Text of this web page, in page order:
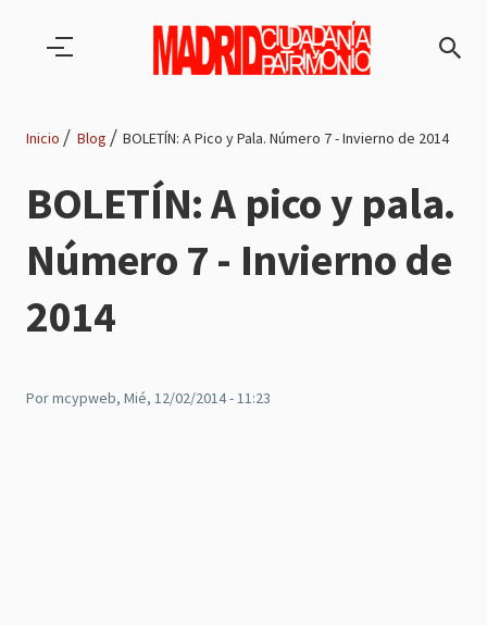
Ruta
de
navegación
Inicio Blog BOLETÍN: A Pico y Pala. Número 7 - Invierno de 2014
BOLETÍN: A pico y pala.
Número 7 - Invierno de
2014
Pormcypweb, Mié, 12/02/2014 - 11:23